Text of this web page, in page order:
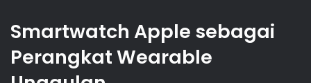
Smartwatch Apple sebagai
Perangkat Wearable